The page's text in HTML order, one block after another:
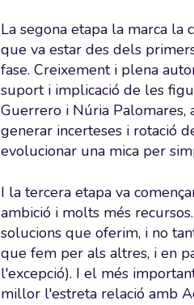
La segona etapa la marca
que va estar des dels
fase. Creixement i plena
suport i implicació de les
Guerrero i Núria Palomares,
generar incerteses i rotació
evolucionar una mica per
I la tercera etapa va
ambició i molts més
solucions que oferim, i no
que fem per als altres, i en
l'excepció). I el més
millor l'estreta relació amb